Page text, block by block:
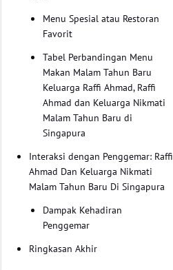
Menu Spesial atau Restoran
Favorit
Tabel Perbandingan Menu
Makan Malam Tahun Baru
Keluarga Raffi Ahmad, Raffi
Ahmad dan Keluarga Nikmati
Malam Tahun Baru di
Singapura
Interaksi dengan Penggemar: Raffi
Ahmad Dan Keluarga Nikmati
Malam Tahun Baru Di Singapura
Dampak Kehadiran
Penggemar
Ringkasan Akhir